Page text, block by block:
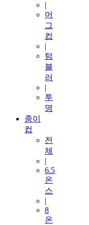
|
머
그
컵
|
텀
블
러
|
투
명
종이
컵
전
체
|
6.5
온
스
|
8
온